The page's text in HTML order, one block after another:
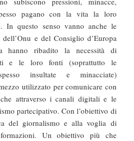
pagano con la vita la loro
In questo senso vanno anche le
e del Consiglio d’Europa
ribadito la necessità di
e le loro fonti (soprattutto le
insultate e minacciate)
utilizzato per comunicare con
attraverso i canali digitali e le
partecipativo. Con l’obiettivo di
del giornalismo e alla voglia di
Un obiettivo più che